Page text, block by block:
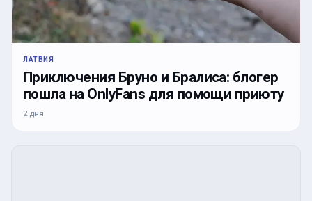
ЛАТВИЯ
Приключения Бруно и Бралиса: блогер
пошла на OnlyFans для помощи приюту
2 дня